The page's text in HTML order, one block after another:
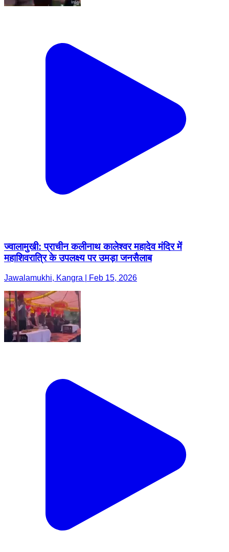
ज्वालामुखी: प्राचीन कलीनाथ कालेश्वर महादेव मंदिर में
महाशिवरात्रि के उपलक्ष्य पर उमड़ा जनसैलाब
Jawalamukhi, Kangra | Feb 15, 2026